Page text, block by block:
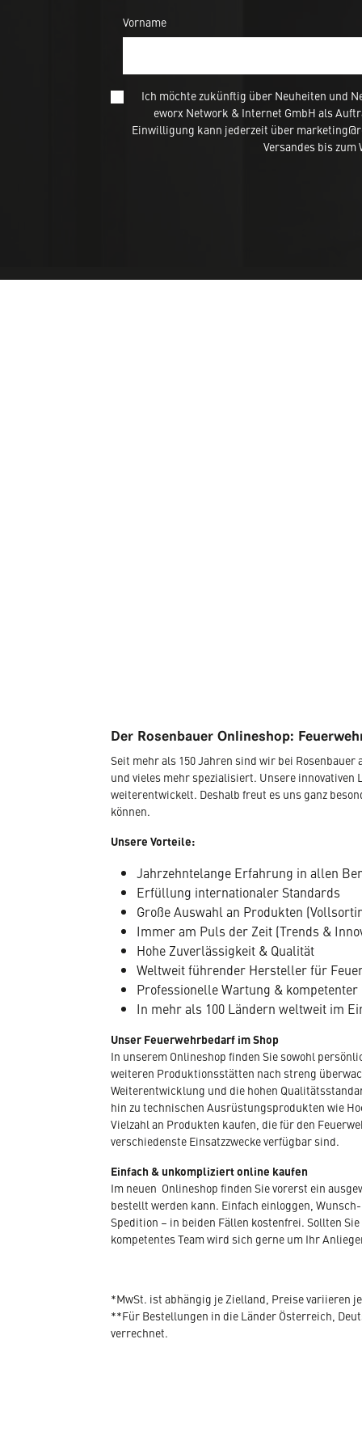
Vorname
Ich möchte zukünftig über Neuheiten und
eworx Network & Internet GmbH als
Einwilligung kann jederzeit über
Versandes bis
Der Rosenbauer Onlineshop:
Seit mehr als 150 Jahren sind wir bei
und vieles mehr spezialisiert. Unsere
weiterentwickelt. Deshalb freut es uns ganz
können.
Unsere Vorteile:
Jahrzehntelange Erfahrung in allen
Erfüllung internationaler Standards
Große Auswahl an Produkten
Immer am Puls der Zeit (Trends &
Hohe Zuverlässigkeit & Qualität
Weltweit führender Hersteller für
Professionelle Wartung &
In mehr als 100 Ländern weltweit im
Unser Feuerwehrbedarf im Shop
In unserem Onlineshop finden Sie sowohl
weiteren Produktionsstätten nach streng
Weiterentwicklung und die hohen
hin zu technischen Ausrüstungsprodukten wie
Vielzahl an Produkten kaufen, die für den
verschiedenste Einsatzzwecke verfügbar sind.
Einfach & unkompliziert online kaufen
Im neuen Onlineshop finden Sie vorerst ein
bestellt werden kann. Einfach einloggen,
Spedition – in beiden Fällen kostenfrei. Sollten
kompetentes Team wird sich gerne um Ihr
*MwSt. ist abhängig je Zielland, Preise variieren
**Für Bestellungen in die Länder Österreich,
verrechnet.